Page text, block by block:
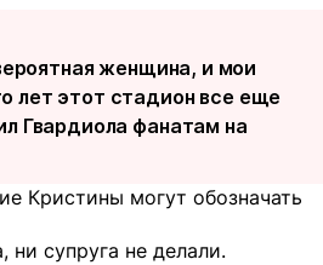
женщина, и мои
лет этот стадион все еще
Гвардиола фанатам на
Кристины могут обозначать
супруга не делали.